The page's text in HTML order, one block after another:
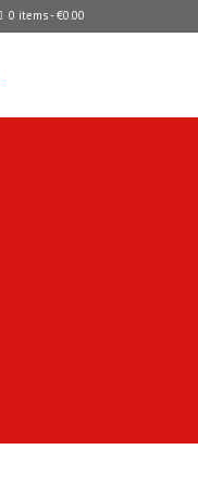
0 items -€0.00